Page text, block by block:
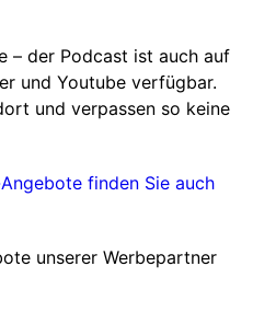
– der Podcast ist auch auf
und Youtube verfügbar.
und verpassen so keine
finden Sie auch
unserer Werbepartner